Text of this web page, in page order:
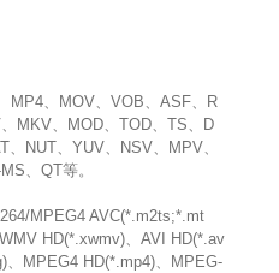
、MOV、VOB、ASF、R
MKV、MOD、TOD、TS、D
NUT、YUV、NSV、MPV、
、QT等。
MPEG4 AVC(*.m2ts;*.mt
HD(*.xwmv)、AVI HD(*.av
MPEG4 HD(*.mp4)、MPEG-